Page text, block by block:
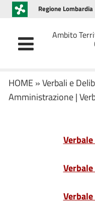
Regione Lombardia
Ambito
HOME »Verbali e
Amministrazione|